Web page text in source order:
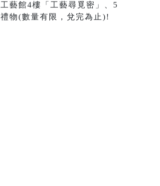
藝館4樓「工藝尋覓密」、5
物(數量有限，兌完為止)!